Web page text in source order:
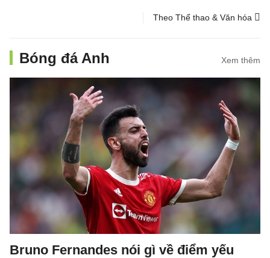
Theo Thể thao & Văn hóa
Bóng đá Anh Xem thêm
Bruno Fernandes nói gì về điểm yếu